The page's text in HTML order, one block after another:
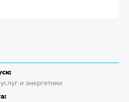
и энергетики